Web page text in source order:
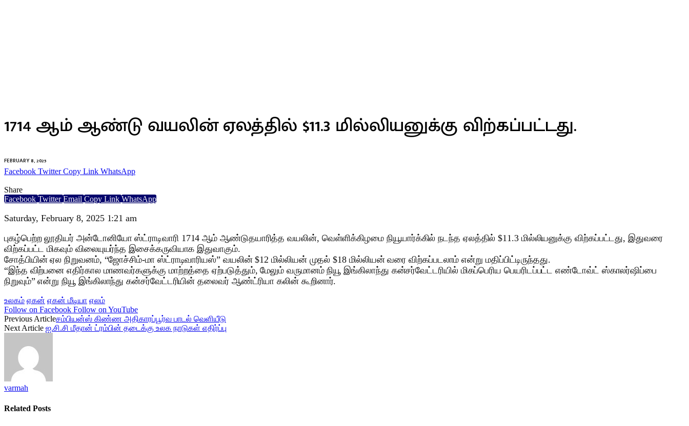
1714 ஆம் ஆண்டு வயலின் ஏலத்தில் $11.3 மில்லியனுக்கு விற்கப்பட்டது.
FEBRUARY 8, 2025
Facebook Twitter Copy Link WhatsApp
Share
Facebook Twitter Email Copy Link WhatsApp
Saturday, February 8, 2025 1:21 am
புகழ்பெற்ற லூதியர் அன்டோனியோ ஸ்ட்ராடிவாரி 1714 ஆம் ஆண்டுதயாரித்த வயலின், வெள்ளிக்கிழமை நியூயார்க்கில் நடந்த ஏலத்தில் $11.3 மில்லியனுக்கு விற்கப்பட்டது, இதுவரை
விற்கப்பட்ட மிகவும் விலையுயர்ந்த இசைக்கருவியாக இதுவாகும்.
சோத்பியின் ஏல நிறுவனம், “ஜோச்சிம்-மா ஸ்ட்ராடிவாரியஸ்” வயலின் $12 மில்லியன் முதல் $18 மில்லியன் வரை விற்கப்படலாம் என்று மதிப்பிட்டிருந்தது.
“இந்த விற்பனை எதிர்கால மாணவர்களுக்கு மாற்றத்தை ஏற்படுத்தும், மேலும் வருமானம் நியூ இங்கிலாந்து கன்சர்வேட்டரியில் மிகப்பெரிய பெயரிடப்பட்ட எண்டோவ்ட் ஸ்காலர்ஷிப்பை
நிறுவும்” என்று நியூ இங்கிலாந்து கன்சர்வேட்டரியின் தலைவர் ஆண்ட்ரியா கலின் கூறினார்.
உலகம் ஏகன் ஏகன் மீடியா ஏலம்
Follow on Facebook Follow on YouTube
Previous Articleச‌ம்பியன்ஸ் கிண்ண அதிகாரப்பூர்வ பாடல் வெளியீடு
Next Article ஐ.சி.சி மீதான் ட்ரம்பின் தடைக்கு உலக நாடுகள் எதிர்ப்பு
varmah
Related Posts